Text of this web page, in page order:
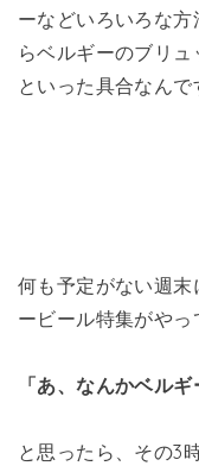
ーなどいろいろな
らベルギーのブリ
といった具合なんで
何も予定がない週
ービール特集がやっ
「あ、なんかベル
と思ったら、その3